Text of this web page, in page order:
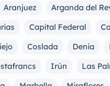
Aranjuez Arganda del
Capital Federal
Coslada Denia
Irún Las